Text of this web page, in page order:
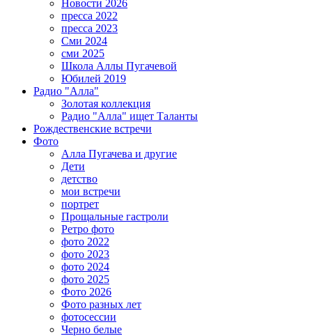
Новости 2026
пресса 2022
пресса 2023
Сми 2024
сми 2025
Школа Аллы Пугачевой
Юбилей 2019
Радио "Алла"
Золотая коллекция
Радио "Алла" ищет Таланты
Рождественские встречи
Фото
Алла Пугачева и другие
Дети
детство
мои встречи
портрет
Прощальные гастроли
Ретро фото
фото 2022
фото 2023
фото 2024
фото 2025
Фото 2026
Фото разных лет
фотосессии
Черно белые